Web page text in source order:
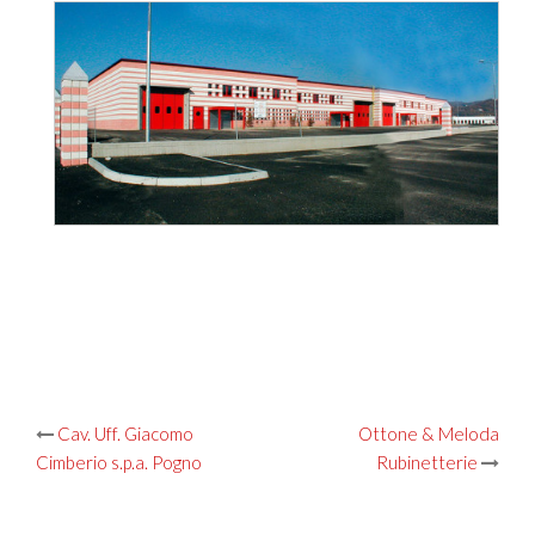
Post
navigation
Cav. Uff. Giacomo
Cimberio s.p.a. Pogno
Ottone & Meloda
Rubinetterie